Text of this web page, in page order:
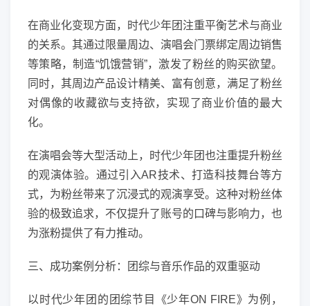
在商业化变现方面，时代少年团注重平衡艺术与商业
的关系。其通过限量周边、演唱会门票绑定周边销售
等策略，制造“饥饿营销”，激发了粉丝的购买欲望。
同时，其周边产品设计精美、富有创意，满足了粉丝
对偶像的收藏欲与支持欲，实现了商业价值的最大
化。
在演唱会等大型活动上，时代少年团也注重提升粉丝
的观演体验。通过引入AR技术、打造科技舞台等方
式，为粉丝带来了沉浸式的观演享受。这种对粉丝体
验的极致追求，不仅提升了账号的口碑与影响力，也
为涨粉提供了有力推动。
三、成功案例分析：团综与音乐作品的双重驱动
以时代少年团的团综节目《少年ON FIRE》为例，